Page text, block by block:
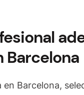
Barcelona
Barcelona,